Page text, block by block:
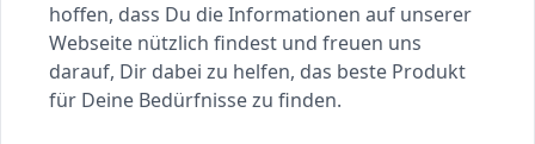
hoffen, dass Du die Informationen auf unserer
Webseite nützlich findest und freuen uns
darauf, Dir dabei zu helfen, das beste Produkt
für Deine Bedürfnisse zu finden.